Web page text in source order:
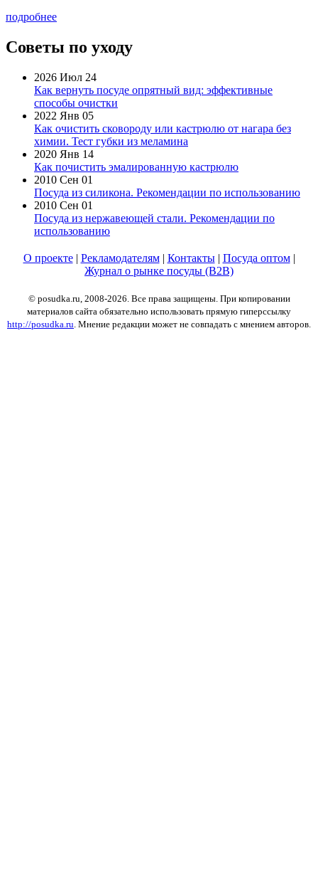
подробнее
Советы по уходу
2026 Июл 24
Как вернуть посуде опрятный вид: эффективные
способы очистки
2022 Янв 05
Как очистить сковороду или кастрюлю от нагара без
химии. Тест губки из меламина
2020 Янв 14
Как почистить эмалированную кастрюлю
2010 Сен 01
Посуда из силикона. Рекомендации по использованию
2010 Сен 01
Посуда из нержавеющей стали. Рекомендации по
использованию
О проекте| Рекламодателям| Контакты| Посуда оптом|
Журнал о рынке посуды (B2B)
© posudka.ru, 2008-2026. Все права защищены. При копировании
материалов сайта обязательно использовать прямую гиперссылку
http://posudka.ru . Мнение редакции может не совпадать с мнением авторов.